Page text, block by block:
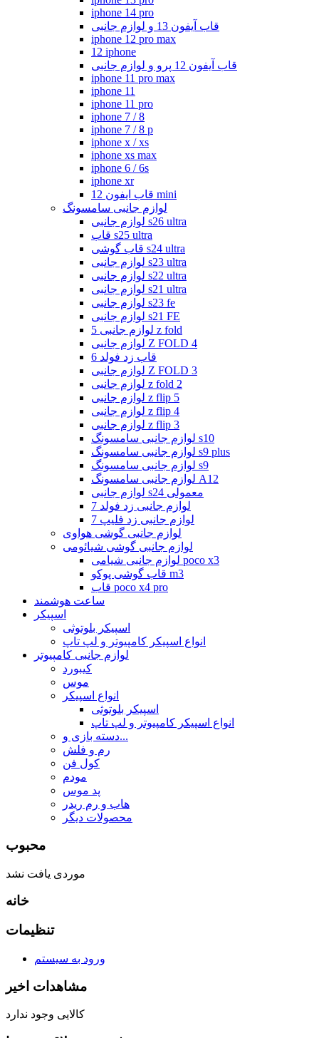
iphone 14 pro
قاب آیفون 13 و لوازم جانبی
iphone 12 pro max
12 iphone
قاب آیفون 12 پرو و لوازم جانبی
iphone 11 pro max
iphone 11
iphone 11 pro
iphone 7 / 8
iphone 7 / 8 p
iphone x / xs
iphone xs max
iphone 6 / 6s
iphone xr
قاب ایفون 12 mini
لوازم جانبی سامسونگ
لوازم جانبی s26 ultra
قاب s25 ultra
قاب گوشی s24 ultra
لوازم جانبی s23 ultra
لوازم جانبی s22 ultra
لوازم جانبی s21 ultra
لوازم جانبی s23 fe
لوازم جانبی s21 FE
لوازم جانبی 5 z fold
لوازم جانبی Z FOLD 4
قاب زد فولد 6
لوازم جانبی Z FOLD 3
لوازم جانبی z fold 2
لوازم جانبی z flip 5
لوازم جانبی z flip 4
لوازم جانبی z flip 3
لوازم جانبی سامسونگ s10
لوازم جانبی سامسونگ s9 plus
لوازم جانبی سامسونگ s9
لوازم جانبی سامسونگ A12
لوازم جانبی s24 معمولی
لوازم جانبی زد فولد 7
لوازم جانبی زد فلیپ 7
لوازم جانبی گوشی هواوی
لوازم جانبی گوشی شیائومی
لوازم جانبی شیامی poco x3
قاب گوشی پوکو m3
قاب poco x4 pro
ساعت هوشمند
اسپیکر
اسپیکر بلوتوثی
انواع اسپیکر کامپیوتر و لپ تاپ
لوازم جانبی کامپیوتر
کیبورد
موس
انواع اسپیکر
اسپیکر بلوتوثی
انواع اسپیکر کامپیوتر و لپ تاپ
دسته بازی و...
رم و فلش
کول فن
مودم
پد موس
هاب و رم ریدر
محصولات دیگر
محبوب
موردی یافت نشد
خانه
تنظیمات
ورود به سیستم
مشاهدات اخیر
کالایی وجود ندارد